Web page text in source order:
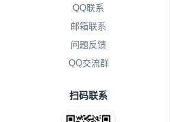
QQ联系
邮箱联系
问题反馈
QQ交流群
扫码联系